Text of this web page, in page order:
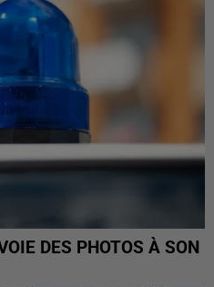
DES PHOTOS À SON